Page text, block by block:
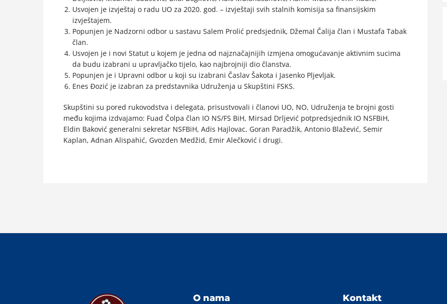
Usvojen je izvještaj o radu UO za 2020. god. – izvještaji svih stalnih komisija sa finansijskim
izvještajem.
Popunjen je Nadzorni odbor u sastavu Salem Prolić predsjednik, Džemal Čalija član i Mustafa Tabak
član.
Usvojen je i novi Statut u kojem je jedna od najznačajnijih izmjena omogućavanje aktivnim sucima
da budu izabrani u upravljačko tijelo, kao najbrojniji dio članstva.
Popunjen je i Upravni odbor u koji su izabrani Časlav Šakota i Jasenko Pljevljak.
Enes Đozić je izabran za predstavnika Udruženja u Skupštini FSKS.
Skupštini su pored rukovodstva i delegata, prisustvovali i članovi UO, NO, Udruženja te brojni gosti
među kojima izdvajamo: Fuad Čolpa član IO NS/FS BiH, Mirsad Drljević potpredsjednik IO NSFBiH,
Eldin Baković generalni sekretar NSFBiH, Adis Hajlovac, Goran Paradžik, Antonio Blažević, Semir
Kaplan, Adnan Alispahić, Gvozden Medžid, Emir Alečković i drugi.
O nama Kontakt